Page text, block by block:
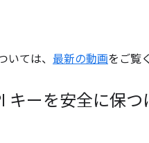
ては、 最新の動画をご覧
キーを安全に保